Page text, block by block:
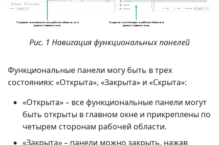
Рис. 1 Навигация функциональных панелей
Функциональные панели могу быть в трех
состояниях: «Открыта», «Закрыта» и «Скрыта»:
«Открыта» – все функциональные панели могут
быть открыты в главном окне и прикреплены по
четырем сторонам рабочей области.
«Закрыта» – панели можно закрыть, нажав